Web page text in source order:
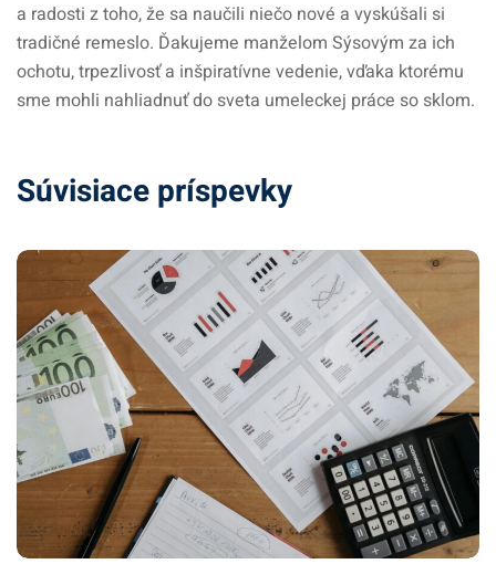
a radosti z toho, že sa naučili niečo nové a vyskúšali si
tradičné remeslo. Ďakujeme manželom Sýsovým za ich
ochotu, trpezlivosť a inšpiratívne vedenie, vďaka ktorému
sme mohli nahliadnuť do sveta umeleckej práce so sklom.
Súvisiace príspevky